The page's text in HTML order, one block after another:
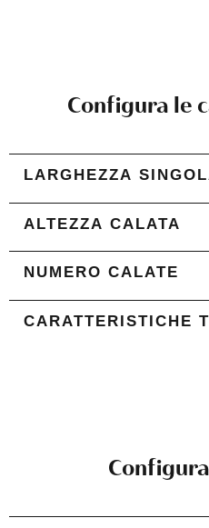
Configura le
LARGHEZZA
ALTEZZA CALATA
NUMERO CALATE
CARATTERISTICHE